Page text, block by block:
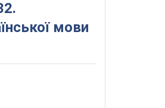
мови